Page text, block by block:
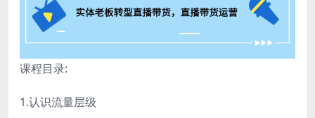
课程目录:
1.认识流量层级